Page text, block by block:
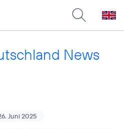
News
Juni 2025